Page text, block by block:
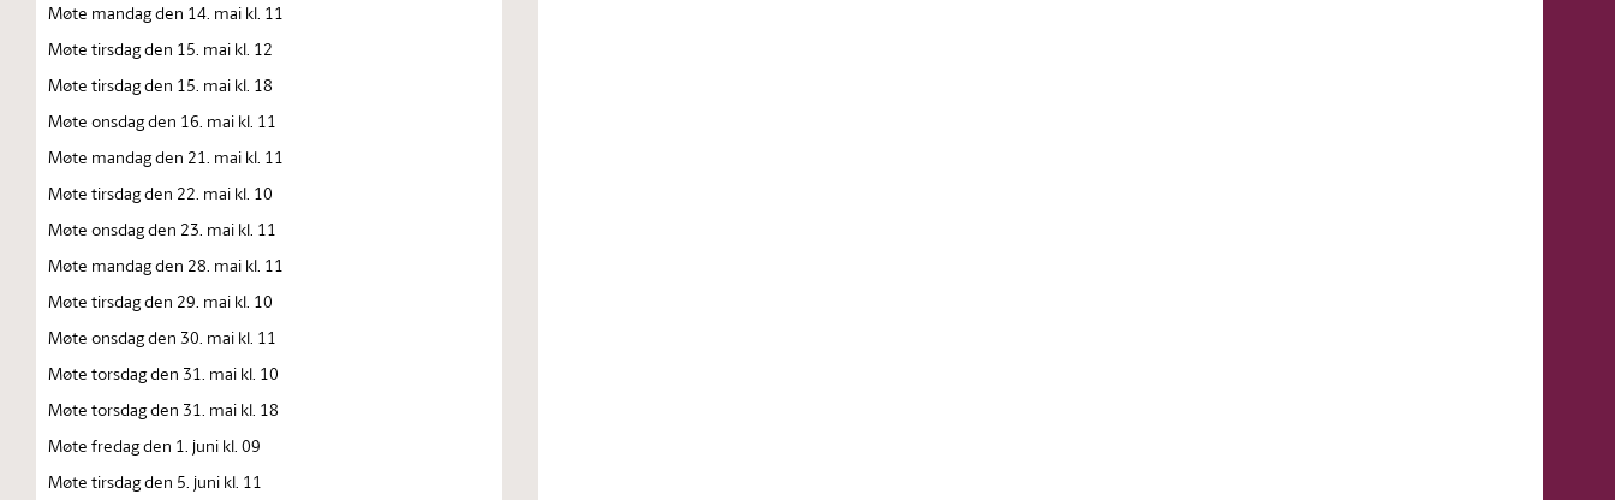
Møte mandag den 14. mai kl. 11
Møte tirsdag den 15. mai kl. 12
Møte tirsdag den 15. mai kl. 18
Møte onsdag den 16. mai kl. 11
Møte mandag den 21. mai kl. 11
Møte tirsdag den 22. mai kl. 10
Møte onsdag den 23. mai kl. 11
Møte mandag den 28. mai kl. 11
Møte tirsdag den 29. mai kl. 10
Møte onsdag den 30. mai kl. 11
Møte torsdag den 31. mai kl. 10
Møte torsdag den 31. mai kl. 18
Møte fredag den 1. juni kl. 09
Møte tirsdag den 5. juni kl. 11